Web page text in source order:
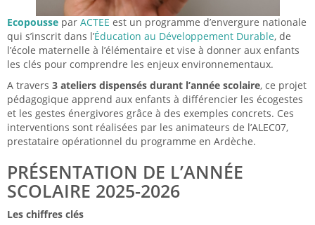
Ecopousse par ACTEE est un programme d’envergure nationale
qui s’inscrit dans l’Éducation au Développement Durable, de
l’école maternelle à l’élémentaire et vise à donner aux enfants
les clés pour comprendre les enjeux environnementaux.
A travers 3 ateliers dispensés durant l’année scolaire, ce projet
pédagogique apprend aux enfants à différencier les écogestes
et les gestes énergivores grâce à des exemples concrets. Ces
interventions sont réalisées par les animateurs de l’ALEC07,
prestataire opérationnel du programme en Ardèche.
PRÉSENTATION DE L’ANNÉE
SCOLAIRE 2025-2026
Les chiffres clés